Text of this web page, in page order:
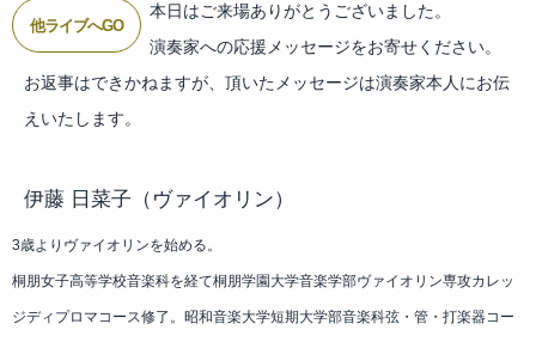
他ライブへGO
本日はご来場ありがとうございました。
演奏家への応援メッセージをお寄せください。
お返事はできかねますが、頂いたメッセージは演奏家本人にお伝
えいたします。
伊藤 日菜子 （ヴァイオリン）
3歳よりヴァイオリンを始める。
桐朋女子高等学校音楽科を経て桐朋学園大学音楽学部ヴァイオリン専攻カレッ
ジディプロマコース修了。昭和音楽大学短期大学部音楽科弦・管・打楽器コー